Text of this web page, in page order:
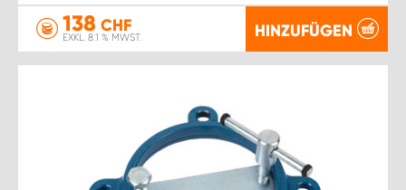
138 CHF
EXKL. 8.1 % MWST. HINZUFÜGEN